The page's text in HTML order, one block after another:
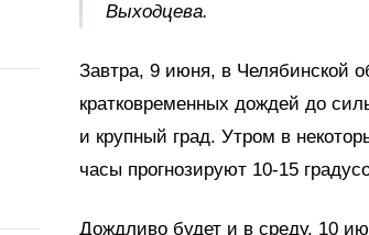
Выходцева.
Завтра, 9 июня, в Челябинской
кратковременных дождей до
и крупный град. Утром в
часы прогнозируют 10-15
Дождливо будет и в среду, 10